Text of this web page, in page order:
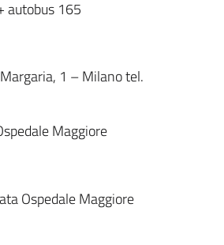
autobus 165
1 – Milano tel.
Maggiore
Ospedale Maggiore